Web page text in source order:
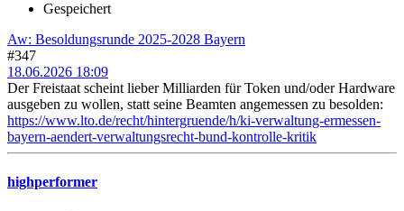
Gespeichert
Aw: Besoldungsrunde 2025-2028 Bayern
#347
18.06.2026 18:09
Der Freistaat scheint lieber Milliarden für Token und/oder Hardware
ausgeben zu wollen, statt seine Beamten angemessen zu besolden:
https://www.lto.de/recht/hintergruende/h/ki-verwaltung-ermessen-
bayern-aendert-verwaltungsrecht-bund-kontrolle-kritik
highperformer